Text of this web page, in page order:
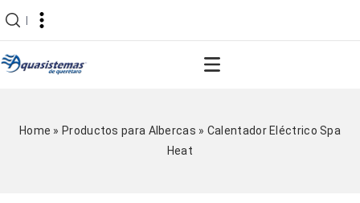
|
Home » Productos para Albercas » Calentador Eléctrico Spa
Heat